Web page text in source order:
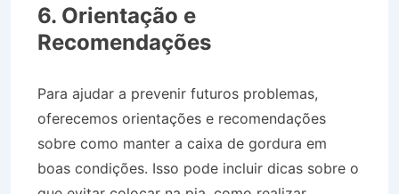
6. Orientação e
Recomendações
Para ajudar a prevenir futuros problemas,
oferecemos orientações e recomendações
sobre como manter a caixa de gordura em
boas condições. Isso pode incluir dicas sobre o